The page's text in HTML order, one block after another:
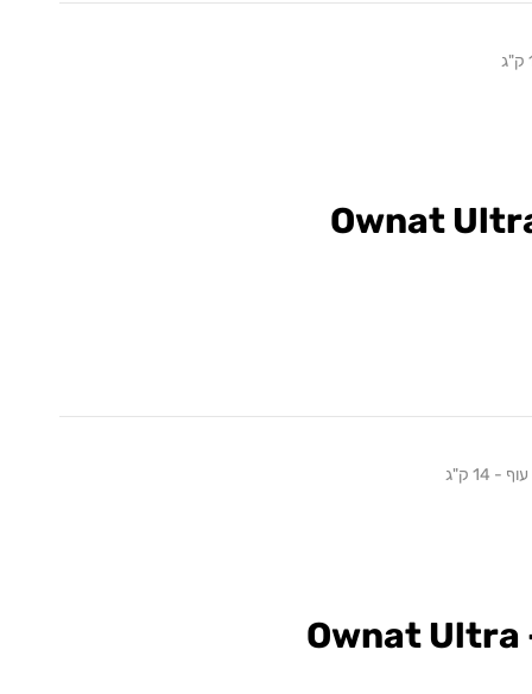
Ownat
ק"ג
Ownat Ultra